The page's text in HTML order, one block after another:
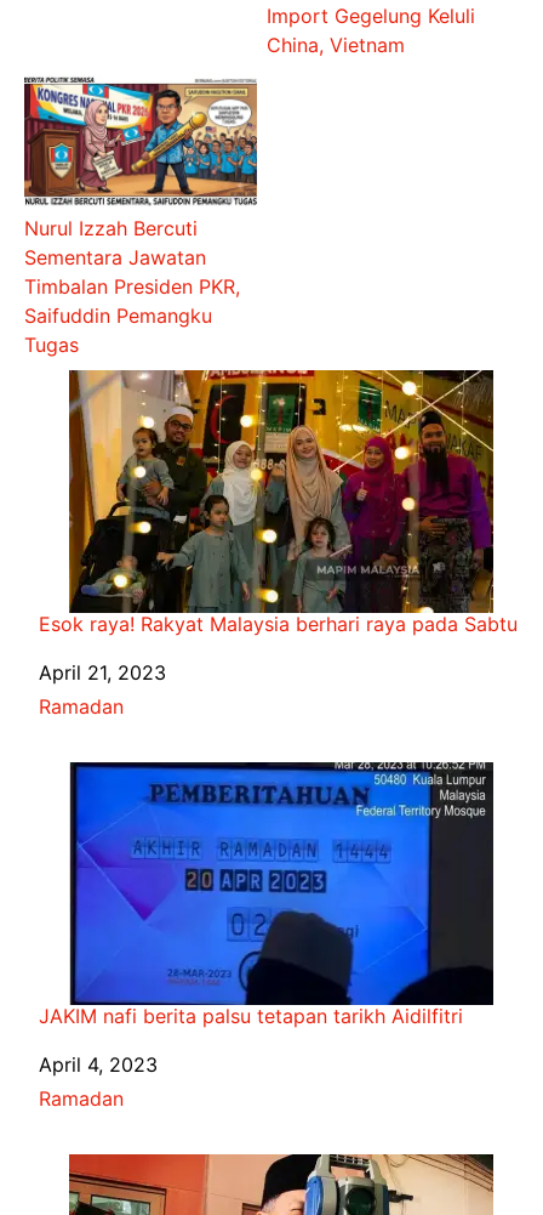
Import Gegelung Keluli
China, Vietnam
Nurul Izzah Bercuti
Sementara Jawatan
Timbalan Presiden PKR,
Saifuddin Pemangku
Tugas
Esok raya! Rakyat Malaysia berhari raya pada Sabtu
Date
April 21, 2023
In relation to
Ramadan
JAKIM nafi berita palsu tetapan tarikh Aidilfitri
Date
April 4, 2023
In relation to
Ramadan